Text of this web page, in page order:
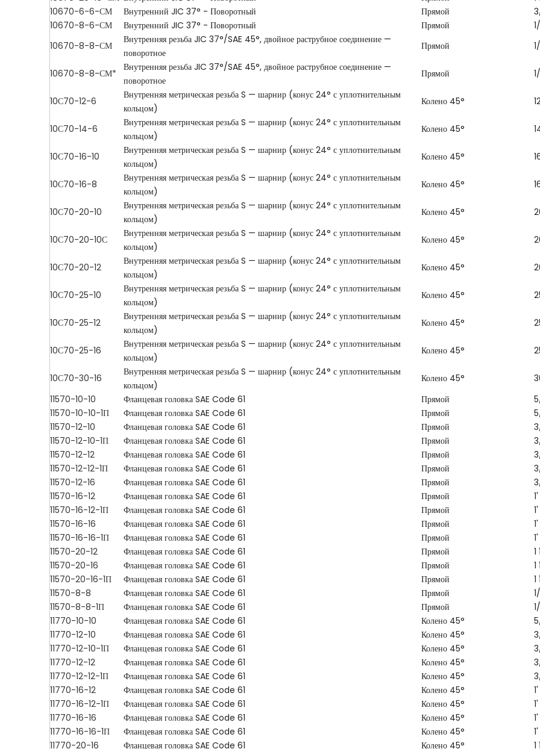
10670-6-6-СМ
Внутренний JIC 37° - Поворотный Прямой
10670-8-6-СМ
Внутренний JIC 37° - Поворотный Прямой
10670-8-8-СМ
Внутренняя резьба JIC 37°/SAE 45°, двойное раструбное соединение —
поворотное
Прямой
10670-8-8-СМ*
Внутренняя резьба JIC 37°/SAE 45°, двойное раструбное соединение —
поворотное
Прямой
10С70-12-6
Внутренняя метрическая резьба S — шарнир (конус 24° с уплотнительным
кольцом)
Колено 45°
10С70-14-6
Внутренняя метрическая резьба S — шарнир (конус 24° с уплотнительным
кольцом)
Колено 45°
10С70-16-10
Внутренняя метрическая резьба S — шарнир (конус 24° с уплотнительным
кольцом)
Колено 45°
10С70-16-8
Внутренняя метрическая резьба S — шарнир (конус 24° с уплотнительным
кольцом)
Колено 45°
10С70-20-10
Внутренняя метрическая резьба S — шарнир (конус 24° с уплотнительным
кольцом)
Колено 45°
10С70-20-10С
Внутренняя метрическая резьба S — шарнир (конус 24° с уплотнительным
кольцом)
Колено 45°
10С70-20-12
Внутренняя метрическая резьба S — шарнир (конус 24° с уплотнительным
кольцом)
Колено 45°
10С70-25-10
Внутренняя метрическая резьба S — шарнир (конус 24° с уплотнительным
кольцом)
Колено 45°
10С70-25-12
Внутренняя метрическая резьба S — шарнир (конус 24° с уплотнительным
кольцом)
Колено 45°
10С70-25-16
Внутренняя метрическая резьба S — шарнир (конус 24° с уплотнительным
кольцом)
Колено 45°
10С70-30-16
Внутренняя метрическая резьба S — шарнир (конус 24° с уплотнительным
кольцом)
Колено 45°
11570-10-10
Фланцевая головка SAE Code 61 Прямой
11570-10-10-1П
Фланцевая головка SAE Code 61 Прямой
11570-12-10
Фланцевая головка SAE Code 61 Прямой
11570-12-10-1П
Фланцевая головка SAE Code 61 Прямой
11570-12-12
Фланцевая головка SAE Code 61 Прямой
11570-12-12-1П
Фланцевая головка SAE Code 61 Прямой
11570-12-16
Фланцевая головка SAE Code 61 Прямой
11570-16-12
Фланцевая головка SAE Code 61 Прямой 1'
11570-16-12-1П
Фланцевая головка SAE Code 61 Прямой 1'
11570-16-16
Фланцевая головка SAE Code 61 Прямой 1'
11570-16-16-1П
Фланцевая головка SAE Code 61 Прямой 1'
11570-20-12
Фланцевая головка SAE Code 61 Прямой
11570-20-16
Фланцевая головка SAE Code 61 Прямой
11570-20-16-1П
Фланцевая головка SAE Code 61 Прямой
11570-8-8
Фланцевая головка SAE Code 61 Прямой
11570-8-8-1П
Фланцевая головка SAE Code 61 Прямой
11770-10-10
Фланцевая головка SAE Code 61 Колено 45°
11770-12-10
Фланцевая головка SAE Code 61 Колено 45°
11770-12-10-1П
Фланцевая головка SAE Code 61 Колено 45°
11770-12-12
Фланцевая головка SAE Code 61 Колено 45°
11770-12-12-1П
Фланцевая головка SAE Code 61 Колено 45°
11770-16-12
Фланцевая головка SAE Code 61 Колено 45° 1'
11770-16-12-1П
Фланцевая головка SAE Code 61 Колено 45° 1'
11770-16-16
Фланцевая головка SAE Code 61 Колено 45° 1'
11770-16-16-1П
Фланцевая головка SAE Code 61 Колено 45° 1'
11770-20-16
Фланцевая головка SAE Code 61 Колено 45°